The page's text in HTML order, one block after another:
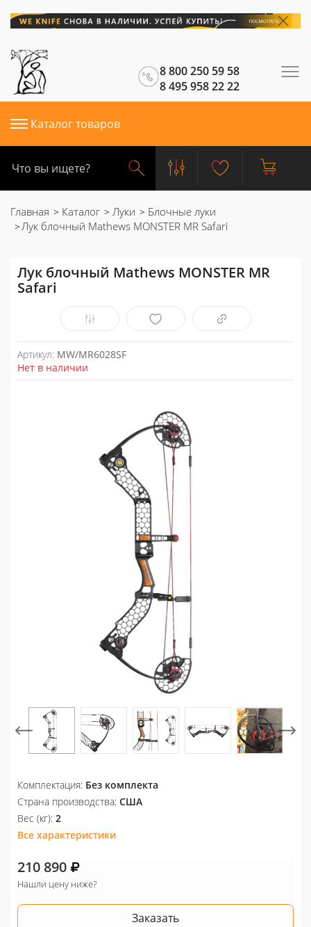
8 800 250 59 58
8 495 958 22 22
Каталог товаров
Главная Каталог Луки
Блочные луки
Лук блочный Mathews MONSTER MR Safari
Лук блочный Mathews MONSTER MR
Safari
Артикул: MW/MR6028SF
Нет в наличии
Комплектация: Без комплекта
Страна производства: США
Вес (кг): 2
Все характеристики
210 890
Нашли цену ниже?
Заказать